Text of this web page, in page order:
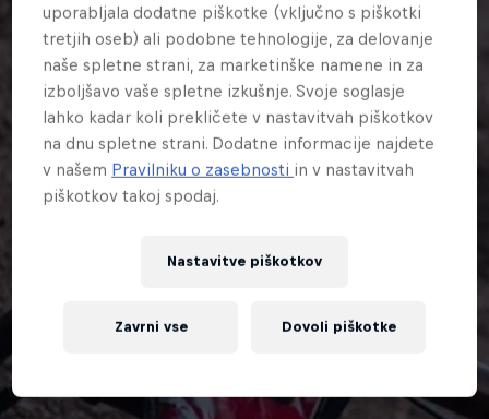
uporabljala dodatne piškotke (vključno s piškotki
tretjih oseb) ali podobne tehnologije, za delovanje
naše spletne strani, za marketinške namene in za
izboljšavo vaše spletne izkušnje. Svoje soglasje
lahko kadar koli prekličete v nastavitvah piškotkov
na dnu spletne strani. Dodatne informacije najdete
v našem Pravilniku o zasebnosti in v nastavitvah
piškotkov takoj spodaj.
Nastavitve piškotkov
Zavrni vse Dovoli piškotke